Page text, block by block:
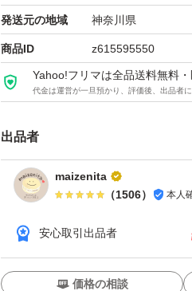
※コメント無しでご購入頂けま
※発送中のヒビや割れがあるこ
でご購入お願い致します。ヒビ
した場合は責任を負うことが出
発送元の地域 神奈川県
商品ID z615595550
Yahoo!フリマは全品送料無料
代金は運営が一旦預かり、評価後、出品者
出品者
maizenita
（1506） 本人
安心取引出品者
価格の相談